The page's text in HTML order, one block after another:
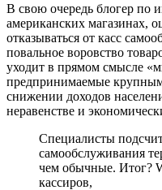
В свою очередь блогер по
американских магазинах,
отказываться от касс
повальное воровство
уходит в прямом смысле
предпринимаемые
снижении доходов
неравенстве и
Специалисты
самообслуживания
чем обычные. Итог?
кассиров,